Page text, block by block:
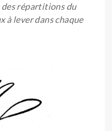
des répartitions du
à lever dans chaque